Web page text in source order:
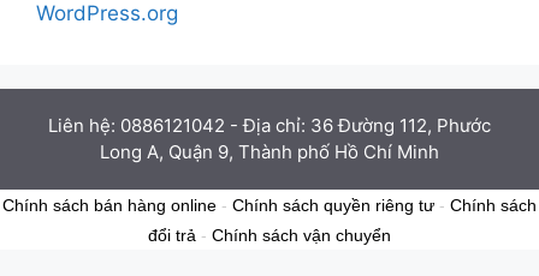
WordPress.org
Liên hệ: 0886121042 - Địa chỉ: 36 Đường 112, Phước
Long A, Quận 9, Thành phố Hồ Chí Minh
Chính sách bán hàng online - Chính sách quyền riêng tư - Chính sách
đổi trả - Chính sách vận chuyển